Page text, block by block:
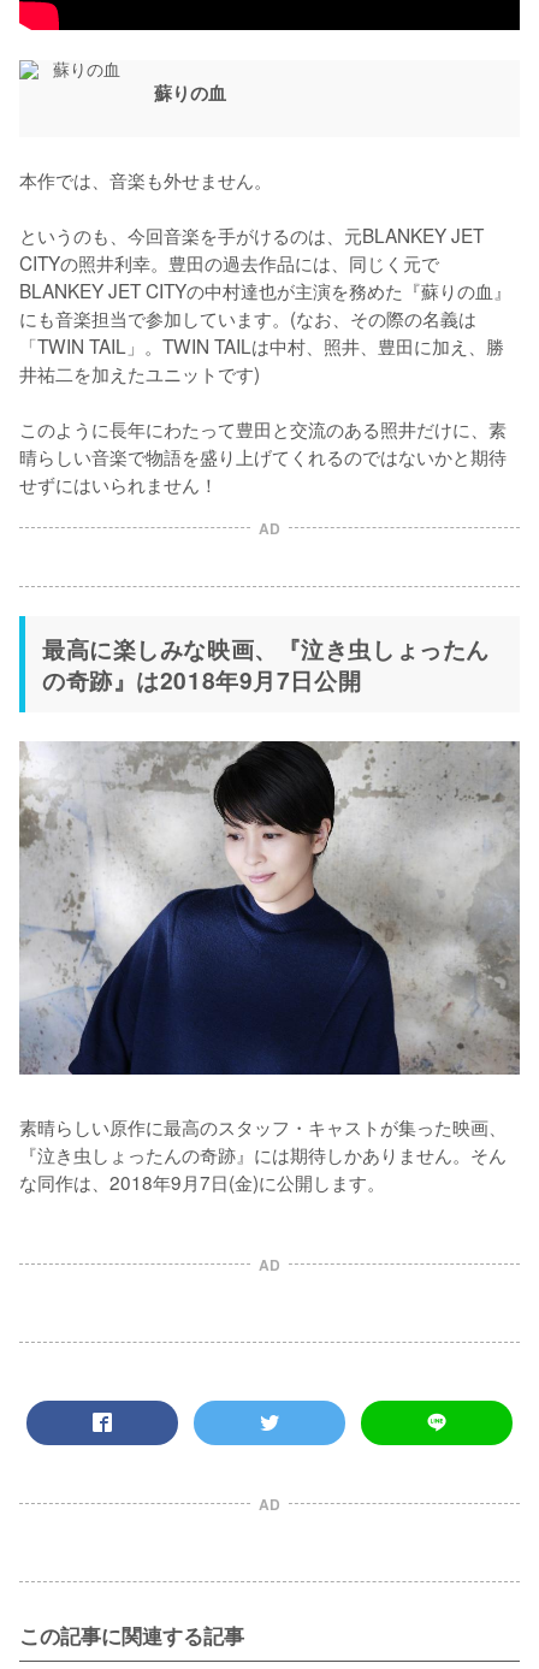
蘇りの血
本作では、音楽も外せません。
というのも、今回音楽を手がけるのは、元BLANKEY JET
CITYの照井利幸。豊田の過去作品には、同じく元で
BLANKEY JET CITYの中村達也が主演を務めた『蘇りの血』
にも音楽担当で参加しています。(なお、その際の名義は
「TWIN TAIL」。TWIN TAILは中村、照井、豊田に加え、勝
井祐二を加えたユニットです)
このように長年にわたって豊田と交流のある照井だけに、素
晴らしい音楽で物語を盛り上げてくれるのではないかと期待
せずにはいられません！
AD
最高に楽しみな映画、『泣き虫しょったん
の奇跡』は2018年9月7日公開
素晴らしい原作に最高のスタッフ・キャストが集った映画、
『泣き虫しょったんの奇跡』には期待しかありません。そん
な同作は、2018年9月7日(金)に公開します。
AD
AD
この記事に関連する記事